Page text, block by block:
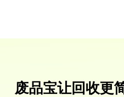
废品宝让回收更